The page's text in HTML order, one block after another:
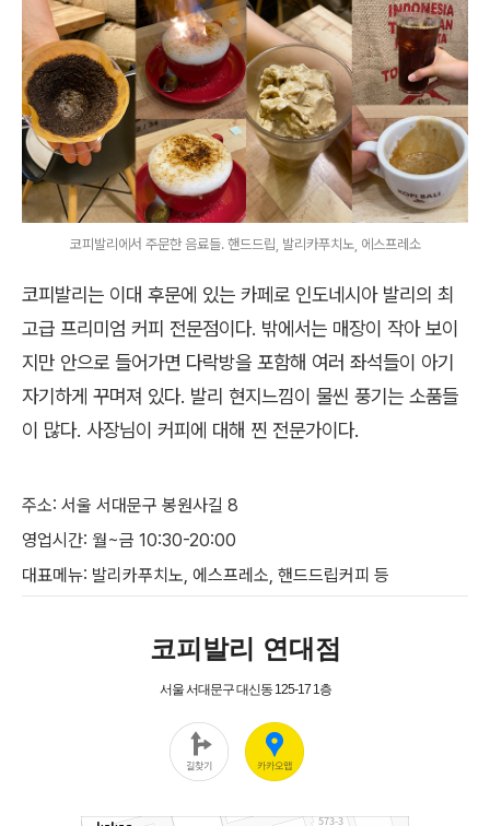
코피발리에서 주문한 음료들. 핸드드립, 발리카푸치노, 에스프레소
코피발리는 이대 후문에 있는 카페로 인도네시아 발리의 최
고급 프리미엄 커피 전문점이다. 밖에서는 매장이 작아 보이
지만 안으로 들어가면 다락방을 포함해 여러 좌석들이 아기
자기하게 꾸며져 있다. 발리 현지느낌이 물씬 풍기는 소품들
이 많다. 사장님이 커피에 대해 찐 전문가이다.
주소: 서울 서대문구 봉원사길 8
영업시간: 월~금 10:30-20:00
대표메뉴: 발리카푸치노, 에스프레소, 핸드드립커피 등